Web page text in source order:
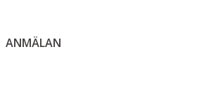
ANMÄLAN